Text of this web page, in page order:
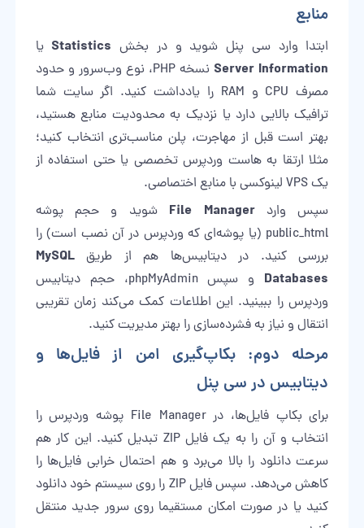
منابع
ابتدا وارد سی پنل شوید و در بخش Statistics یا
Server Information
نسخه PHP، نوع وب‌سرور و حدود
مصرف CPU و RAM را یادداشت کنید. اگر سایت شما
ترافیک بالایی دارد یا نزدیک به محدودیت منابع هستید،
بهتر است قبل از مهاجرت، پلن مناسب‌تری انتخاب کنید؛
مثلا ارتقا به هاست وردپرس تخصصی یا حتی استفاده از
یک VPS لینوکسی با منابع اختصاصی.
سپس واردFile Manager شوید و حجم پوشه
public_html (یا پوشه‌ای که وردپرس در آن نصب است) را
بررسی کنید. در دیتابیس‌ها هم از طریقMySQL
Databases
و سپس phpMyAdmin، حجم دیتابیس
وردپرس را ببینید. این اطلاعات کمک می‌کند زمان تقریبی
انتقال و نیاز به فشرده‌سازی را بهتر مدیریت کنید.
مرحله دوم: بکاپ‌گیری امن از فایل‌ها و
دیتابیس در سی پنل
برای بکاپ فایل‌ها، در File Manager پوشه وردپرس را
انتخاب و آن را به یک فایل ZIP تبدیل کنید. این کار هم
سرعت دانلود را بالا می‌برد و هم احتمال خرابی فایل‌ها را
کاهش می‌دهد. سپس فایل ZIP را روی سیستم خود دانلود
کنید یا در صورت امکان مستقیما روی سرور جدید منتقل